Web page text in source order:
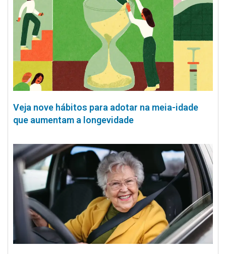
Veja nove hábitos para adotar na meia-idade
que aumentam a longevidade